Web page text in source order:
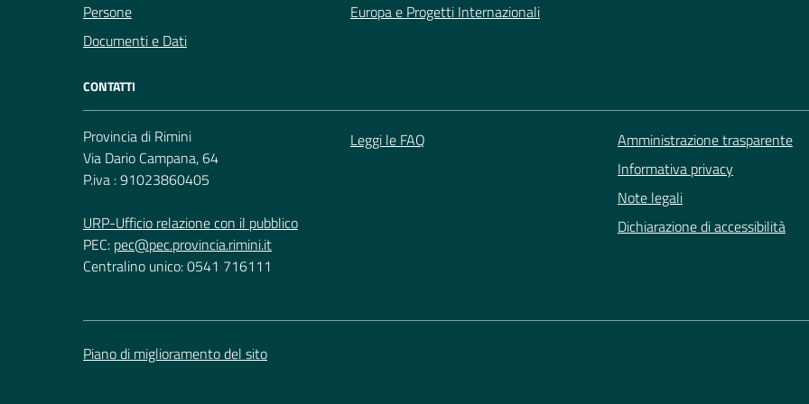
Persone
Documenti e Dati
Europa e Progetti Internazionali
CONTATTI
Provincia di Rimini
Via Dario Campana, 64
P.iva : 91023860405
URP-Ufficio relazione con il pubblico
PEC: pec@pec.provincia.rimini.it
Centralino unico: 0541 716111
Leggi le FAQ
Amministrazione trasparente
Informativa privacy
Note legali
Dichiarazione di accessibilità
Piano di miglioramento del sito